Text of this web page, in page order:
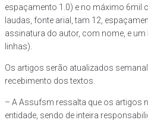
espaçamento 1.0) e no máximo 6mil
laudas, fonte arial, tam 12,
assinatura do autor, com nome, e
linhas).
Os artigos serão atualizados
recebimento dos textos.
– A Assufsm ressalta que os artigos
entidade, sendo de inteira